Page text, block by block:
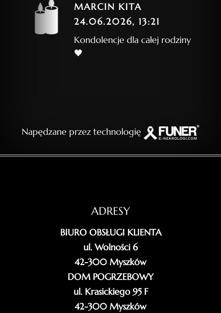
MARCIN KITA
24.06.2026, 13:21
Kondolencje dla całej rodziny
🖤
Napędzane przez technologię
ADRESY
BIURO OBSŁUGI KLIENTA
ul. Wolności 6
42-300 Myszków
DOM POGRZEBOWY
ul. Krasickiego 95 F
42-300 Myszków